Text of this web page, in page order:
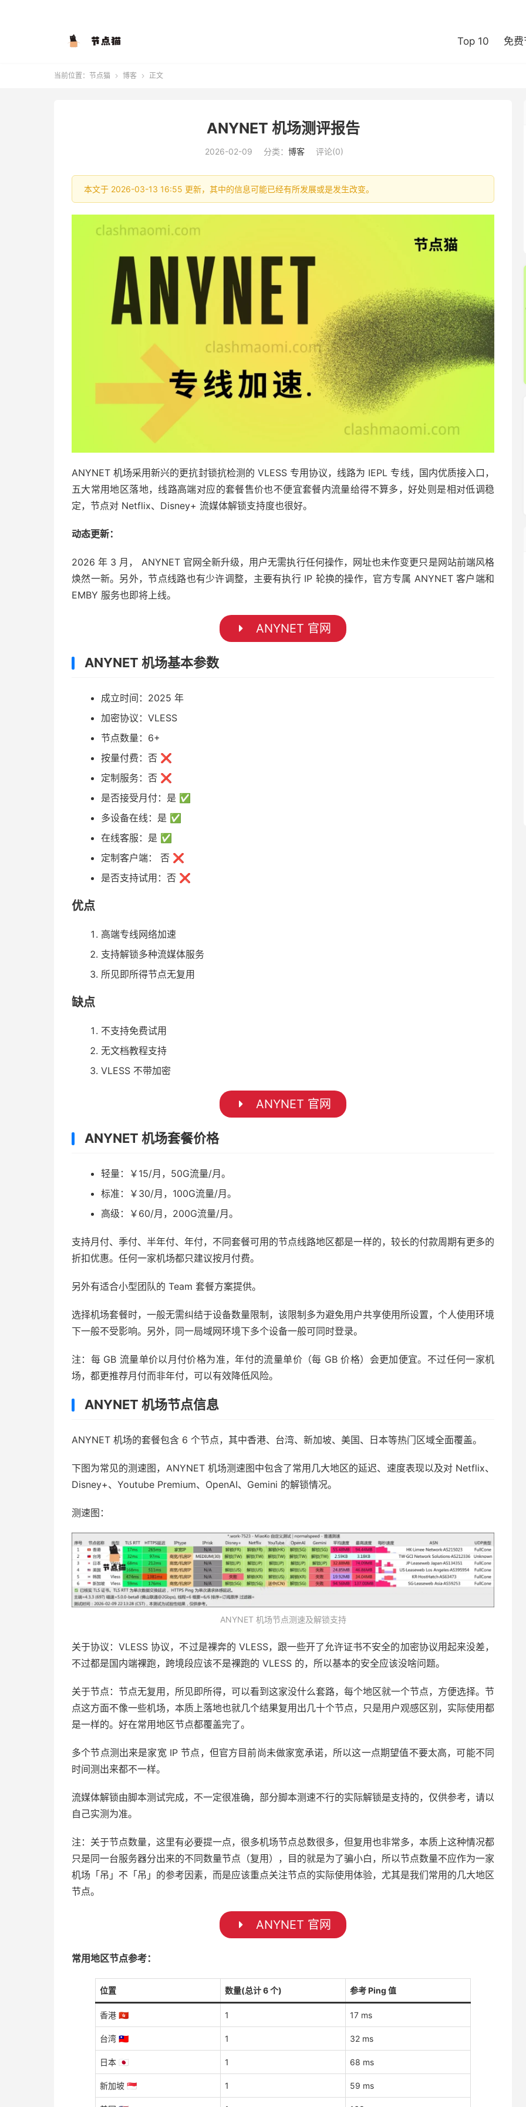
Top 10 免
当前位置： 节点猫  博客  正文
ANYNET 机场测评报告
2026-02-09 分类： 博客 评论(0)
本文于 2026-03-13 16:55 更新，其中的信息可能已经有所发展或是发生改变。
ANYNET 机场采用新兴的更抗封锁抗检测的 VLESS 专用协议，线路为 IEPL 专线，国内优质接入口，
五大常用地区落地，线路高端对应的套餐售价也不便宜套餐内流量给得不算多，好处则是相对低调稳
定，节点对 Netflix、Disney+ 流媒体解锁支持度也很好。
动态更新：
2026 年 3 月， ANYNET 官网全新升级，用户无需执行任何操作，网址也未作变更只是网站前端风格
焕然一新。另外，节点线路也有少许调整，主要有执行 IP 轮换的操作，官方专属 ANYNET 客户端和
EMBY 服务也即将上线。
ANYNET 官网
ANYNET 机场基本参数
成立时间：2025 年
加密协议：VLESS
节点数量：6+
按量付费：否 ❌
定制服务：否 ❌
是否接受月付：是 ✅
多设备在线：是 ✅
在线客服：是 ✅
定制客户端： 否 ❌
是否支持试用：否 ❌
优点
高端专线网络加速
支持解锁多种流媒体服务
所见即所得节点无复用
缺点
不支持免费试用
无文档教程支持
VLESS 不带加密
ANYNET 官网
ANYNET 机场套餐价格
轻量：￥15/月，50G流量/月。
标准：￥30/月，100G流量/月。
高级：￥60/月，200G流量/月。
支持月付、季付、半年付、年付，不同套餐可用的节点线路地区都是一样的，较长的付款周期有更多的
折扣优惠。任何一家机场都只建议按月付费。
另外有适合小型团队的 Team 套餐方案提供。
选择机场套餐时，一般无需纠结于设备数量限制，该限制多为避免用户共享使用所设置，个人使用环境
下一般不受影响。另外，同一局域网环境下多个设备一般可同时登录。
注：每 GB 流量单价以月付价格为准，年付的流量单价（每 GB 价格）会更加便宜。不过任何一家机
场，都更推荐月付而非年付，可以有效降低风险。
ANYNET 机场节点信息
ANYNET 机场的套餐包含 6 个节点，其中香港、台湾、新加坡、美国、日本等热门区域全面覆盖。
下图为常见的测速图，ANYNET 机场测速图中包含了常用几大地区的延迟、速度表现以及对 Netflix、
Disney+、Youtube Premium、OpenAI、Gemini 的解锁情况。
测速图：
ANYNET 机场节点测速及解锁支持
关于协议：VLESS 协议，不过是裸奔的 VLESS，跟一些开了允许证书不安全的加密协议用起来没差，
不过都是国内端裸跑，跨境段应该不是裸跑的 VLESS 的，所以基本的安全应该没啥问题。
关于节点：节点无复用，所见即所得，可以看到这家没什么套路，每个地区就一个节点，方便选择。节
点这方面不像一些机场，本质上落地也就几个结果复用出几十个节点，只是用户观感区别，实际使用都
是一样的。好在常用地区节点都覆盖完了。
多个节点测出来是家宽 IP 节点，但官方目前尚未做家宽承诺，所以这一点期望值不要太高，可能不同
时间测出来都不一样。
流媒体解锁由脚本测试完成，不一定很准确，部分脚本测速不行的实际解锁是支持的，仅供参考，请以
自己实测为准。
注：关于节点数量，这里有必要提一点，很多机场节点总数很多，但复用也非常多，本质上这种情况都
只是同一台服务器分出来的不同数量节点（复用），目的就是为了骗小白，所以节点数量不应作为一家
机场「吊」不「吊」的参考因素，而是应该重点关注节点的实际使用体验，尤其是我们常用的几大地区
节点。
ANYNET 官网
常用地区节点参考：
位置 数量(总计 6 个) 参考 Ping 值
香港 🇭🇰 1 17 ms
台湾 🇹🇼 1 32 ms
日本 🇯🇵 1 68 ms
新加坡 🇸🇬 1 59 ms